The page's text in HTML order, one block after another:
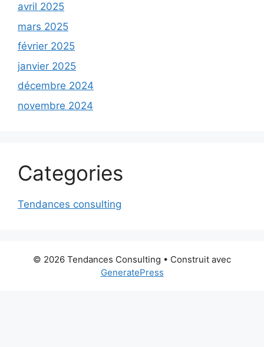
avril 2025
mars 2025
février 2025
janvier 2025
décembre 2024
novembre 2024
Categories
Tendances consulting
© 2026 Tendances Consulting • Construit avec
GeneratePress